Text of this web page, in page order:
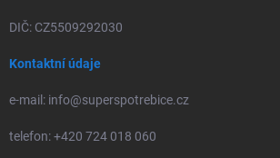
DIČ: CZ5509292030
Kontaktní údaje
e-mail: info@superspotrebice.cz
telefon: +420 724 018 060